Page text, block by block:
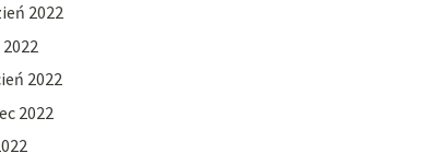
2022
2022
2022